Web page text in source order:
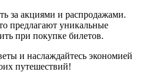
за акциями и распродажами.
предлагают уникальные
при покупке билетов.
и наслаждайтесь экономией
путешествий!